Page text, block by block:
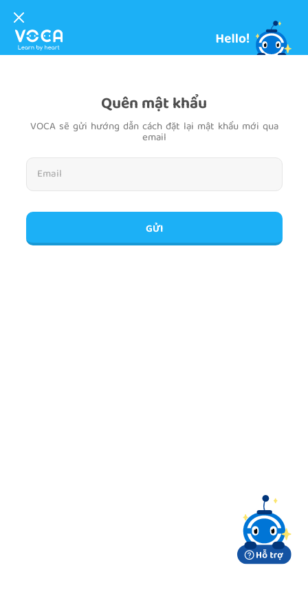
Quên mật khẩu
VOCA sẽ gửi hướng dẫn cách đặt lại mật khẩu mới qua
email
GỬI